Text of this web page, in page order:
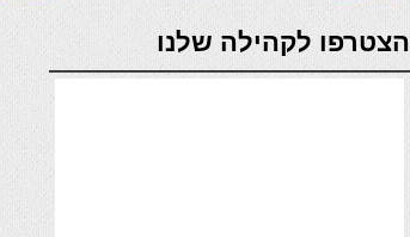
verde casino
הצטרפו לקהילה שלנו